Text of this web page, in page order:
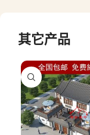
其它产品